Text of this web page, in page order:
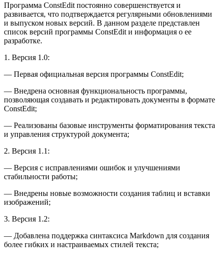
Программа ConstEdit постоянно совершенствуется и
развивается, что подтверждается регулярными обновлениями
и выпуском новых версий. В данном разделе представлен
список версий программы ConstEdit и информация о ее
разработке.
1. Версия 1.0:
— Первая официальная версия программы ConstEdit;
— Внедрена основная функциональность программы,
позволяющая создавать и редактировать документы в формате
ConstEdit;
— Реализованы базовые инструменты форматирования текста
и управления структурой документа;
2. Версия 1.1:
— Версия с исправлениями ошибок и улучшениями
стабильности работы;
— Внедрены новые возможности создания таблиц и вставки
изображений;
3. Версия 1.2:
— Добавлена поддержка синтаксиса Markdown для создания
более гибких и настраиваемых стилей текста;